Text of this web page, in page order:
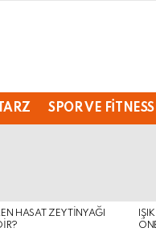
SPOR VE FITNESS
HASAT ZEYTINYAĞI